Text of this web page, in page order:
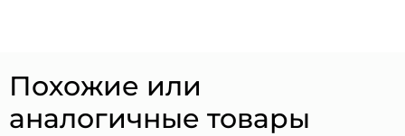
Похожие или
аналогичные товары